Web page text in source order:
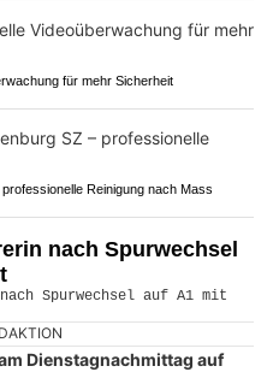
für mehr Sicherheit
Reinigung nach Mass
nach Spurwechsel
Dienstagnachmittag auf